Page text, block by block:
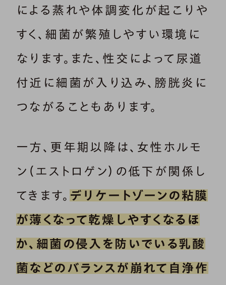
による蒸れや体調変化が起こりや
すく、細菌が繁殖しやすい環境に
なります。また、性交によって尿道
付近に細菌が入り込み、膀胱炎に
つながることもあります。
一方、更年期以降は、女性ホルモ
ン（エストロゲン）の低下が関係し
てきます。 デリケートゾーンの粘膜
が薄くなって乾燥しやすくなるほ
か、細菌の侵入を防いでいる乳酸
菌などのバランスが崩れて自浄作